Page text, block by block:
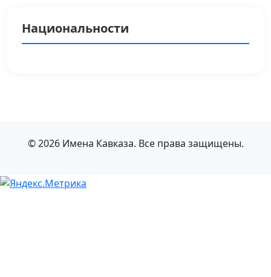
Национальности
© 2026 Имена Кавказа. Все права защищены.